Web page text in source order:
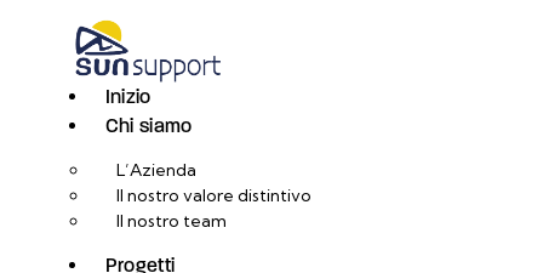
Inizio
Chi siamo
L’Azienda
Il nostro valore distintivo
Il nostro team
Progetti